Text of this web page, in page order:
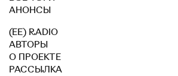
АНОНСЫ
(EE) RADIO
АВТОРЫ
О ПРОЕКТЕ
РАССЫЛКА